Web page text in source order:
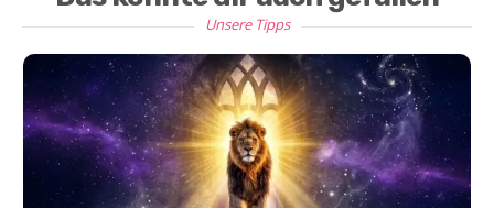
Unsere Tipps